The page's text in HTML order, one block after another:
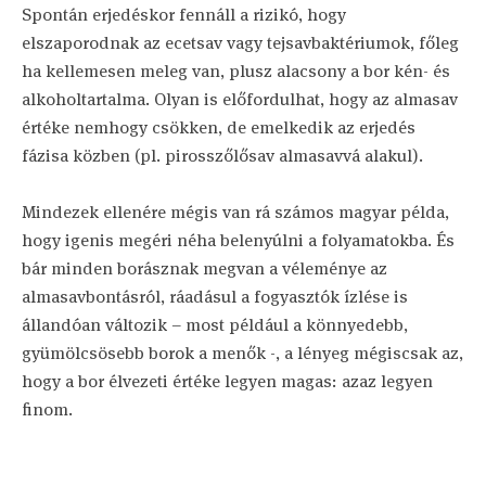
Spontán erjedéskor fennáll a rizikó, hogy
elszaporodnak az ecetsav vagy tejsavbaktériumok, főleg
ha kellemesen meleg van, plusz alacsony a bor kén- és
alkoholtartalma. Olyan is előfordulhat, hogy az almasav
értéke nemhogy csökken, de emelkedik az erjedés
fázisa közben (pl. pirosszőlősav almasavvá alakul).
Mindezek ellenére mégis van rá számos magyar példa,
hogy igenis megéri néha belenyúlni a folyamatokba. És
bár minden borásznak megvan a véleménye az
almasavbontásról, ráadásul a fogyasztók ízlése is
állandóan változik – most például a könnyedebb,
gyümölcsösebb borok a menők -, a lényeg mégiscsak az,
hogy a bor élvezeti értéke legyen magas: azaz legyen
finom.